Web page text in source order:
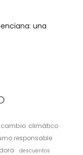
una
cambio climático
responsable
descuentos